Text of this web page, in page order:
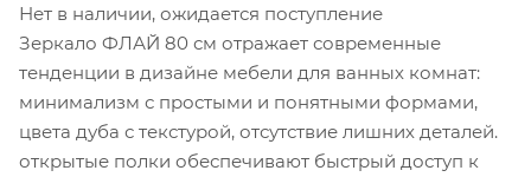
Нет в наличии, ожидается поступление
Зеркало ФЛАЙ 80 см отражает современные
тенденции в дизайне мебели для ванных комнат:
минимализм с простыми и понятными формами,
цвета дуба с текстурой, отсутствие лишних деталей.
открытые полки обеспечивают быстрый доступ к